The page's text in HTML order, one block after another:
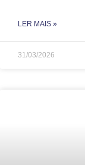
LER MAIS »
31/03/2026